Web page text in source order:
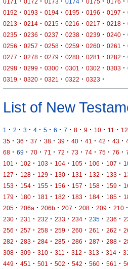
0192 · 0193 · 0194 · 0195 · 0196 · 0197 ·
0213 · 0214 · 0215 · 0216 · 0217 · 0218 ·
0235 · 0236 · 0237 · 0238 · 0239 · 0240 ·
0256 · 0257 · 0258 · 0259 · 0260 · 0261 ·
0277 · 0278 · 0279 · 0280 · 0281 · 0282 ·
0298 · 0299 · 0300 · 0301 · 0302 · 0303 ·
0319 · 0320 · 0321 · 0322 · 0323 ·
List of New
1 · 2 · 3 · 4 · 5 · 6 · 7 · 8 · 9 · 10 · 11 · 12
35 · 36 · 37 · 38 · 39 · 40 · 41 · 42 · 43 ·
68 · 69 · 70 · 71 · 72 · 73 · 74 · 75 · 76 ·
101
· 102 · 103 · 104 · 105 · 106 · 107 ·
127 · 128 · 129 · 130 · 131 · 132 · 133 ·
153 · 154 · 155 · 156 · 157 · 158 · 159 ·
179 · 180 · 181 · 182 · 183 · 184 · 185 ·
205 · 206a · 206b · 207 · 208 · 209 · 210 ·
230 · 231 · 232 · 233 · 234 · 235 · 236 ·
256 · 257 · 258 · 259 · 260 · 261 · 262 ·
282 · 283 · 284 · 285 · 286 · 287 · 288 ·
308 · 309 · 310 · 311 · 312 · 313 · 314 ·
449 · 451 · 501 · 502 · 542 · 560 · 561 ·